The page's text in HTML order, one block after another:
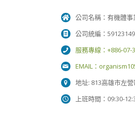
公司名稱：有機體
公司統編：59123149
服務專線：+886-07-
EMAIL：
地址: 813高雄市左
上班時間：09:30-